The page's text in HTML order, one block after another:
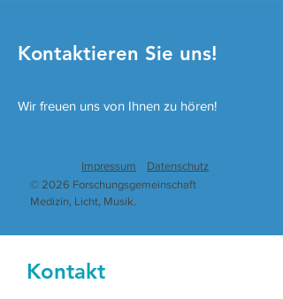
Kontaktieren Sie uns!
Wir freuen uns von Ihnen zu hören!
Impressum
Datenschutz
© 2026 Forschungsgemeinschaft
Medizin, Licht, Musik.
Kontakt